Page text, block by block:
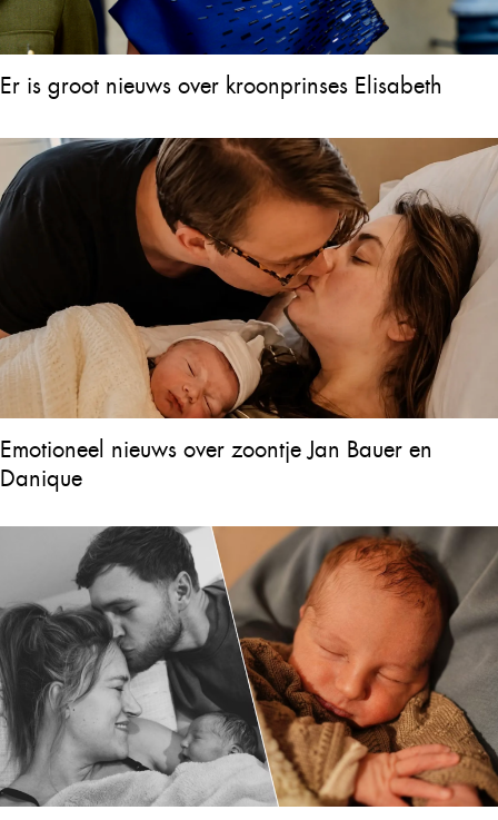
Er is groot nieuws over kroonprinses Elisabeth
Emotioneel nieuws over zoontje Jan Bauer en
Danique